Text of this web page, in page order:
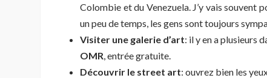
Colombie et du Venezuela. J’y vais souvent
un peu de temps, les gens sont toujours
Visiter une galerie d’art: il y en a plusieurs
OMR , entrée gratuite.
Découvrir le street art: ouvrez bien les